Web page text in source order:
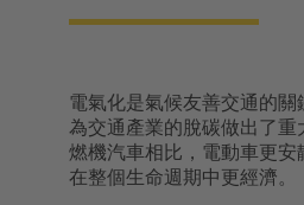
電氣化是氣候友善交通的關
為交通產業的脫碳做出了重
燃機汽車相比，電動車更安
在整個生命週期中更經濟。